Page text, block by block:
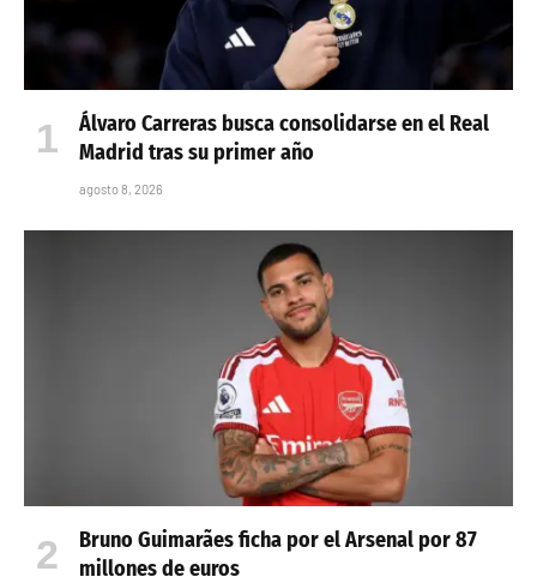
Álvaro Carreras busca consolidarse en el Real
Madrid tras su primer año
agosto 8, 2026
Bruno Guimarães ficha por el Arsenal por 87
millones de euros